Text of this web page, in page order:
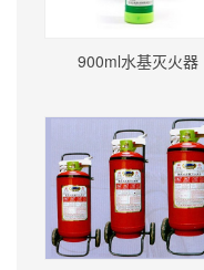
900ml水基灭火器